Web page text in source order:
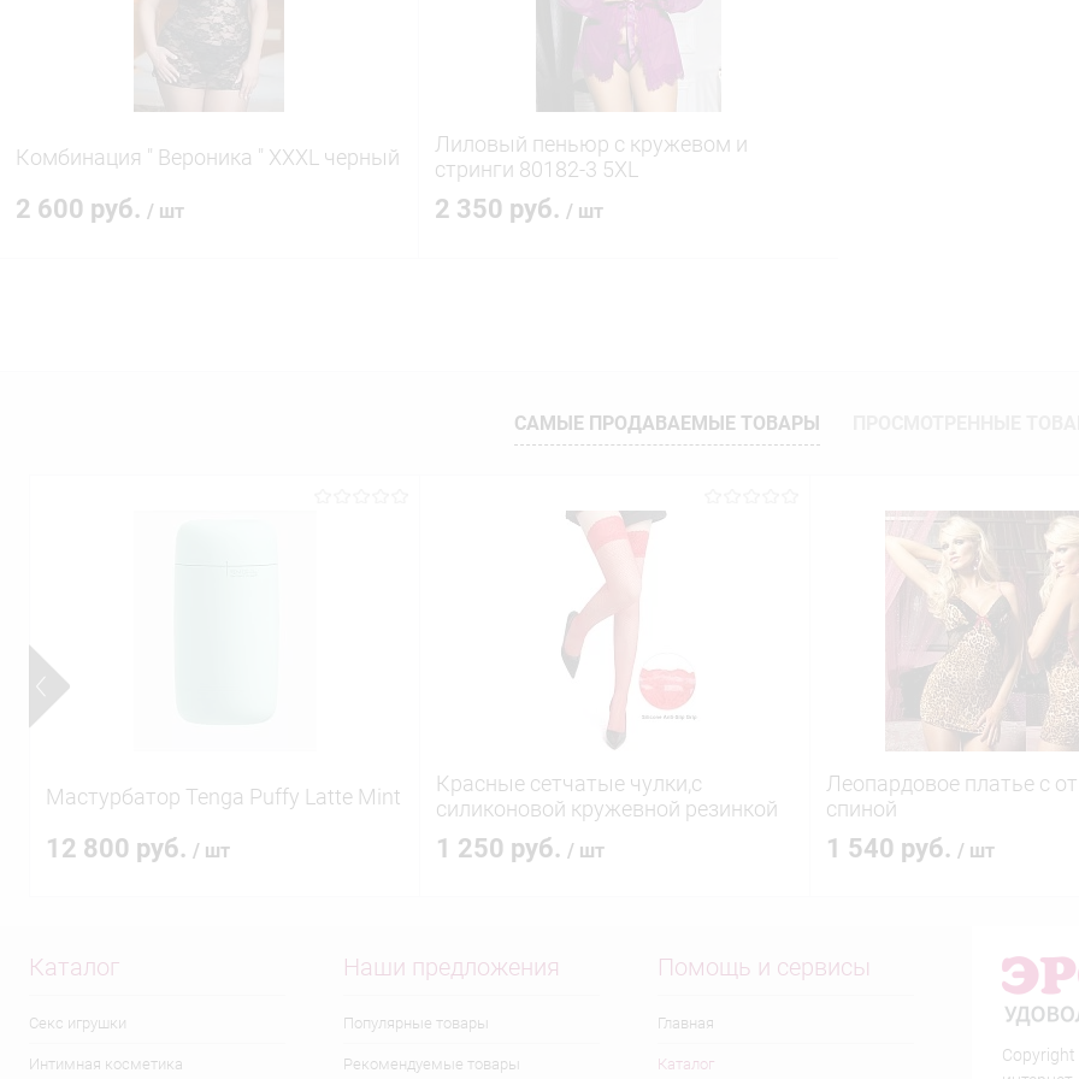
Комбинация " Вероника " XXXL черный
2 600 руб. / шт
Лиловый пеньюр с кружевом и
стринги 80182-3 5XL
2 350 руб. / шт
В избранное В наличии
САМЫЕ ПРОДАВАЕМЫЕ ТОВАРЫ
Мастурбатор Tenga Puffy Latte Mint
12 800 руб. / шт
Красные сетчатые чулки,c
силиконовой кружевной резинкой
1 250 руб. / шт
Леопардовое платье с
спиной
1 540 руб. / шт
Каталог
Секс игрушки
Интимная косметика
Наши предложения
Популярные товары
Рекомендуемые товары
Помощь и сервисы
Главная
Каталог